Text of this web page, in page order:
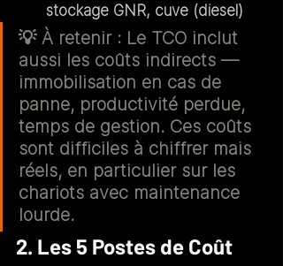
stockage GNR, cuve (diesel)
💡 À retenir : Le TCO inclut
aussi les coûts indirects —
immobilisation en cas de
panne, productivité perdue,
temps de gestion. Ces coûts
sont difficiles à chiffrer mais
réels, en particulier sur les
chariots avec maintenance
lourde.
2. Les 5 Postes de Coût